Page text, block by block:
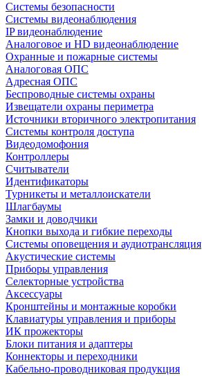
Системы безопасности
Системы видеонаблюдения
IP видеонаблюдение
Аналоговое и HD видеонаблюдение
Охранные и пожарные системы
Аналоговая ОПС
Адресная ОПС
Беспроводные системы охраны
Извещатели охраны периметра
Источники вторичного электропитания
Системы контроля доступа
Видеодомофония
Контроллеры
Считыватели
Идентификаторы
Турникеты и металлоискатели
Шлагбаумы
Замки и доводчики
Кнопки выхода и гибкие переходы
Системы оповещения и аудиотрансляция
Акустические системы
Приборы управления
Селекторные устройства
Аксессуары
Кронштейны и монтажные коробки
Клавиатуры управления и приборы
ИК прожекторы
Блоки питания и адаптеры
Коннекторы и переходники
Кабельно-проводниковая продукция